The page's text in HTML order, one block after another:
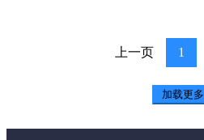
上一页 1
加载更多